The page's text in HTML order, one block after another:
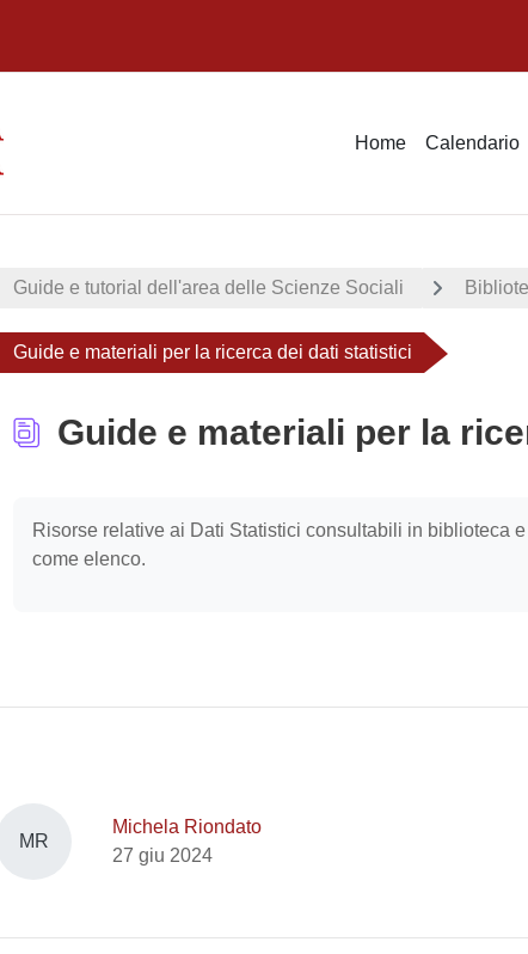
Home Calendario
Guide e tutorial dell'area delle Scienze Sociali
Guide e materiali per la ricerca dei dati statistici
Guide e materiali per la
Risorse relative ai Dati Statistici consultabili in biblioteca
come elenco.
MR
Michela Riondato
27 giu 2024